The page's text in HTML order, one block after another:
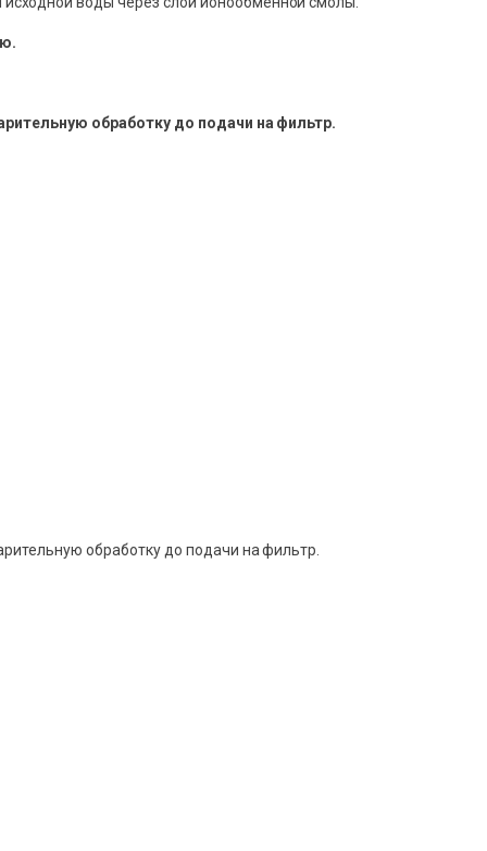
обработку до подачи на фильтр.
обработку до подачи на фильтр.